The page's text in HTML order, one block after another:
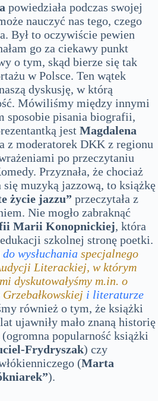
powiedziała podczas swojej
nauczyć nas tego, czego
Był to oczywiście pewien
go za ciekawy punkt
o tym, skąd bierze się tak
w Polsce. Ten wątek
dyskusję, w którą
Mówiliśmy między innymi
sposobie pisania biografii,
jest Magdalena
z moderatorek DKK z regionu
po przeczytaniu
Przyznała, że chociaż
się muzyką jazzową, to książkę
życie jazzu” przeczytała z
Nie mogło zabraknąć
Marii Konopnickiej, która
edukacji szkolnej stronę poetki.
wysłuchania specjalnego
Literackiej, w którym
dyskutowałyśmy m.in. o
i literaturze
również o tym, że książki
ujawniły mało znaną historię
popularność książki
Frydryszak) czy
(Marta
).